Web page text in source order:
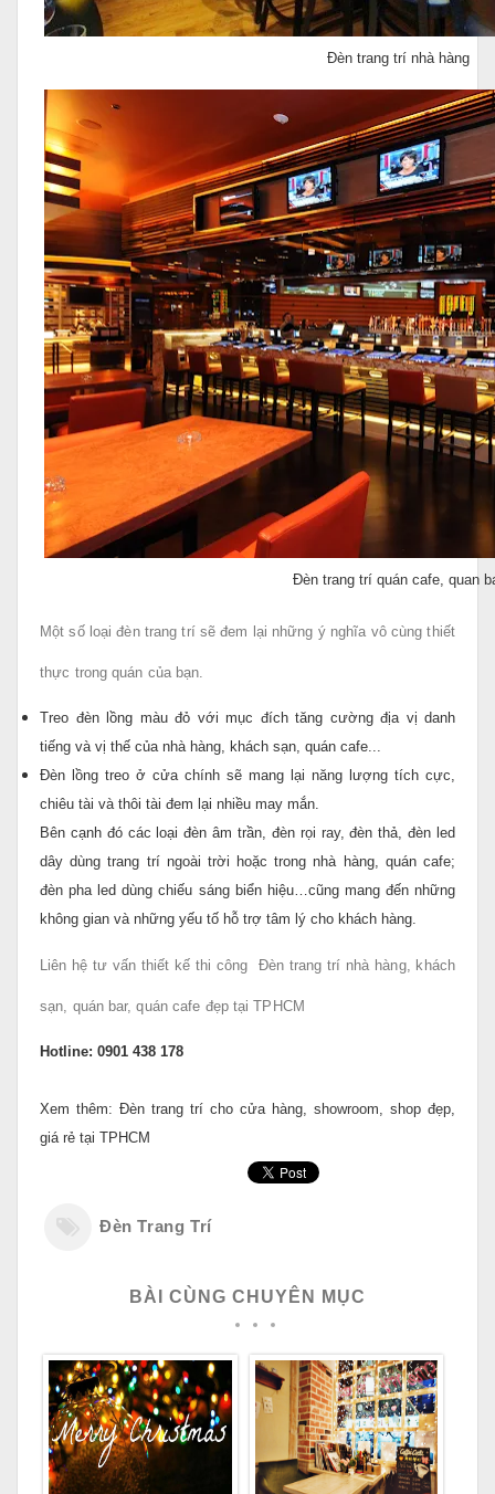
Đèn trang trí nhà hàng
Đèn trang trí quán cafe, quan
Một số loại đèn trang trí sẽ đem lại những ý nghĩa vô cùng thiết
thực trong quán của bạn.
Treo đèn lồng màu đỏ với mục đích tăng cường địa vị danh
tiếng và vị thế của nhà hàng, khách sạn, quán cafe...
Đèn lồng treo ở cửa chính sẽ mang lại năng lượng tích cực,
chiêu tài và thôi tài đem lại nhiều may mắn.
Bên cạnh đó các loại đèn âm trần, đèn rọi ray, đèn thả, đèn led
dây dùng trang trí ngoài trời hoặc trong nhà hàng, quán cafe;
đèn pha led dùng chiếu sáng biển hiệu…cũng mang đến những
không gian và những yếu tố hỗ trợ tâm lý cho khách hàng.
Liên hệ tư vấn thiết kế thi công Đèn trang trí nhà hàng, khách
sạn, quán bar, quán cafe đẹp tại TPHCM
Hotline: 0901 438 178
Xem thêm: Đèn trang trí cho cửa hàng, showroom, shop đẹp,
giá rẻ tại TPHCM
Đèn Trang Trí
BÀI CÙNG CHUYÊN MỤC